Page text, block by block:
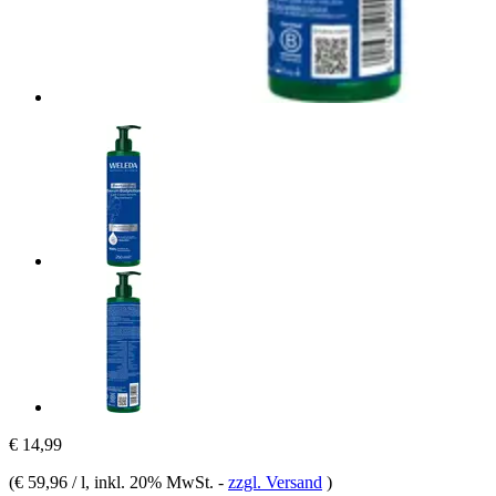
€ 14,99
(€ 59,96 / l, inkl. 20% MwSt. - zzgl. Versand )